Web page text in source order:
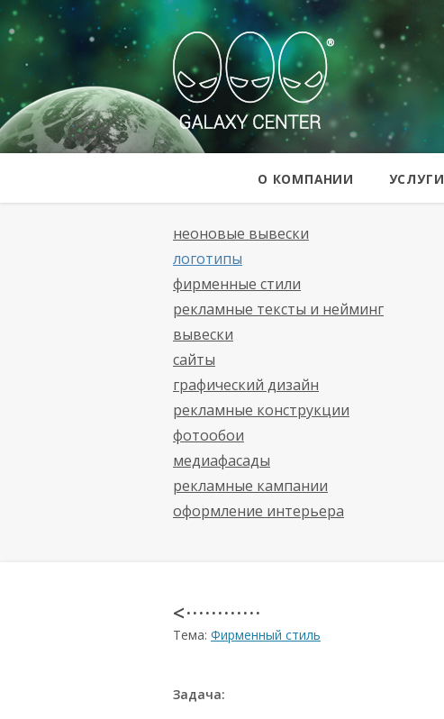
Galaxy Center
О КОМПАНИИ УСЛУГИ
неоновые вывески
логотипы
фирменные стили
рекламные тексты и нейминг
вывески
сайты
графический дизайн
рекламные конструкции
фотообои
медиафасады
рекламные кампании
оформление интерьера
< · · · · · · · · · · · ·
Тема: Фирменный стиль
Задача: